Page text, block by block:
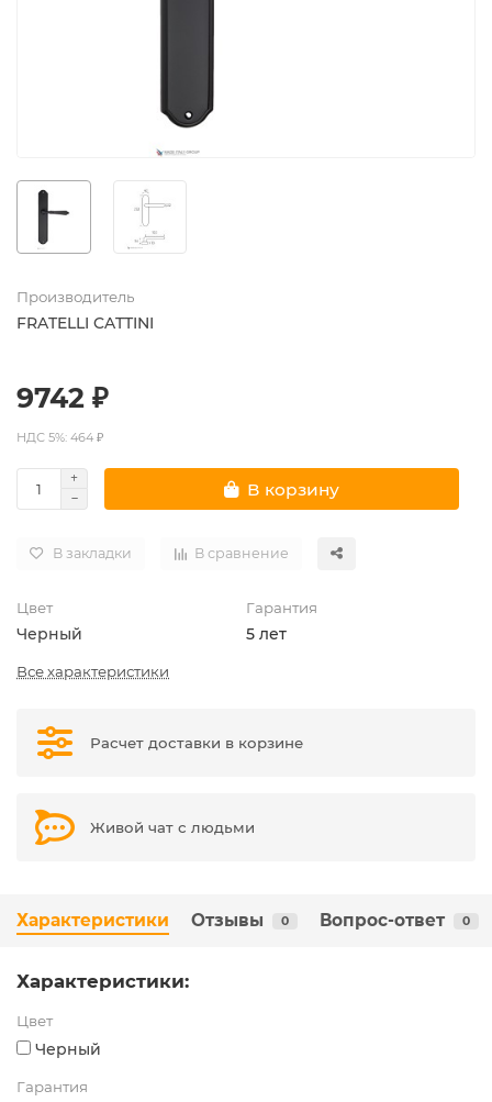
Производитель
FRATELLI CATTINI
9742 ₽
НДС 5%: 464 ₽
В корзину
В закладки В сравнение
Цвет
Черный
Гарантия
5 лет
Все характеристики
Расчет доставки в корзине
Живой чат с людьми
Характеристики Отзывы 0 Вопрос-ответ 0
Характеристики:
Цвет
Черный
Гарантия